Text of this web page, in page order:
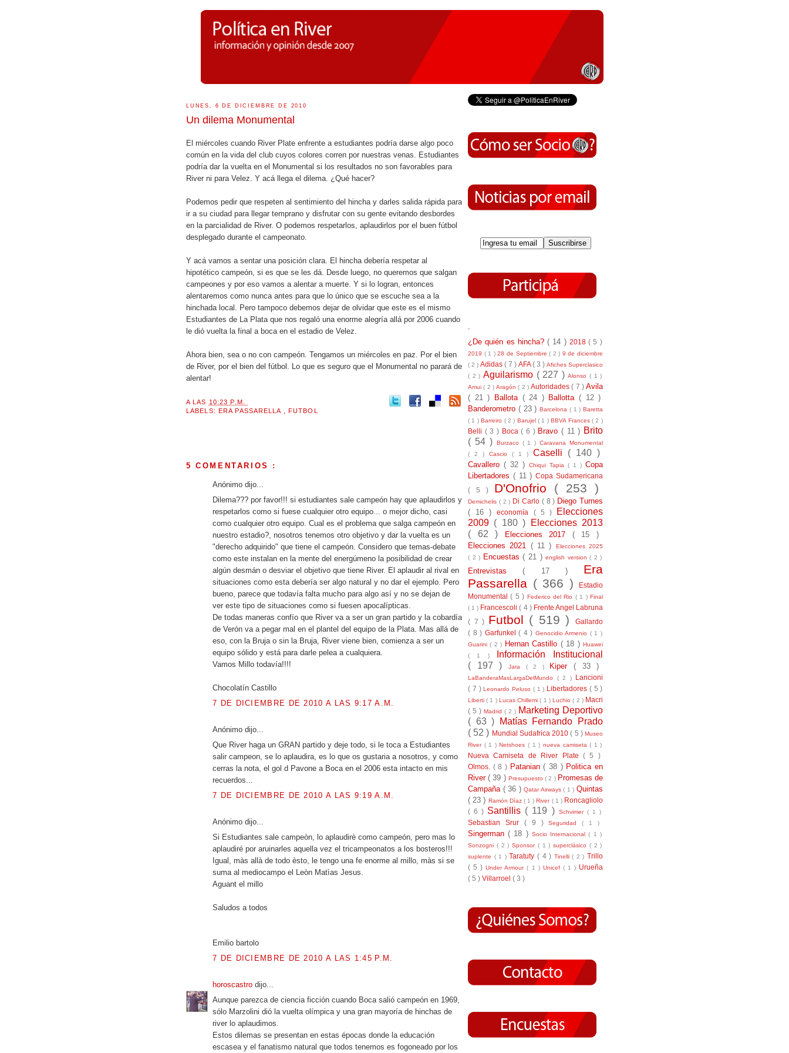
LUNES, 6 DE DICIEMBRE DE 2010
Un dilema Monumental
El miércoles cuando River Plate enfrente a estudiantes podría darse algo poco
común en la vida del club cuyos colores corren por nuestras venas. Estudiantes
podría dar la vuelta en el Monumental si los resultados no son favorables para
River ni para Velez. Y acá llega el dilema. ¿Qué hacer?
Podemos pedir que respeten al sentimiento del hincha y darles salida rápida para
ir a su ciudad para llegar temprano y disfrutar con su gente evitando desbordes
en la parcialidad de River. O podemos respetarlos, aplaudirlos por el buen fútbol
desplegado durante el campeonato.
Y acá vamos a sentar una posición clara. El hincha debería respetar al
hipotético campeón, si es que se les dá. Desde luego, no queremos que salgan
campeones y por eso vamos a alentar a muerte. Y si lo logran, entonces
alentaremos como nunca antes para que lo único que se escuche sea a la
hinchada local. Pero tampoco debemos dejar de olvidar que este es el mismo
Estudiantes de La Plata que nos regaló una enorme alegría allá por 2006 cuando
le dió vuelta la final a boca en el estadio de Velez.
Ahora bien, sea o no con campeón. Tengamos un miércoles en paz. Por el bien
de River, por el bien del fútbol. Lo que es seguro que el Monumental no parará de
alentar!
A LAS 10:23 P.M.
LABELS: ERA PASSARELLA FUTBOL
5 COMENTARIOS :
Anónimo dijo...
Dilema??? por favor!!! si estudiantes sale campeón hay que aplaudirlos y
respetarlos como si fuese cualquier otro equipo... o mejor dicho, casi
como cualquier otro equipo. Cual es el problema que salga campeón en
nuestro estadio?, nosotros tenemos otro objetivo y dar la vuelta es un
"derecho adquirido" que tiene el campeón. Considero que temas-debate
como este instalan en la mente del energúmeno la posibilidad de crear
algún desmán o desviar el objetivo que tiene River. El aplaudir al rival en
situaciones como esta debería ser algo natural y no dar el ejemplo. Pero
bueno, parece que todavía falta mucho para algo así y no se dejan de
ver este tipo de situaciones como si fuesen apocalípticas.
De todas maneras confío que River va a ser un gran partido y la cobardía
de Verón va a pegar mal en el plantel del equipo de la Plata. Mas allá de
eso, con la Bruja o sin la Bruja, River viene bien, comienza a ser un
equipo sólido y está para darle pelea a cualquiera.
Vamos Millo todavía!!!!
Chocolatín Castillo
7 DE DICIEMBRE DE 2010 A LAS 9:17 A.M.
Anónimo dijo...
Que River haga un GRAN partido y deje todo, si le toca a Estudiantes
salir campeon, se lo aplaudira, es lo que os gustaria a nosotros, y como
cerras la nota, el gol d Pavone a Boca en el 2006 esta intacto en mis
recuerdos...
7 DE DICIEMBRE DE 2010 A LAS 9:19 A.M.
Anónimo dijo...
Si Estudiantes sale campeòn, lo aplaudirè como campeón, pero mas lo
aplaudiré por aruinarles aquella vez el tricampeonatos a los bosteros!!!
Igual, màs allà de todo èsto, le tengo una fe enorme al millo, màs si se
suma al mediocampo el Leòn Matìas Jesus.
Aguant el millo
Saludos a todos
Emilio bartolo
7 DE DICIEMBRE DE 2010 A LAS 1:45 P.M.
horoscastro dijo...
Aunque parezca de ciencia ficción cuando Boca salió campeón en 1969,
sólo Marzolini dió la vuelta olímpica y una gran mayoría de hinchas de
river lo aplaudimos.
Estos dilemas se presentan en estas épocas donde la educación
escasea y el fanatismo natural que todos tenemos es fogoneado por los
-
¿De quién es hincha?( 14 ) 2018( 5 )
2019 ( 1 )28 de Septiembre( 2 ) 9 de diciembre
( 2 ) Adidas ( 7 ) AFA( 3 ) Afiches Superclasico
( 2 ) Aguilarismo ( 227 )Alonso( 1 )
Amui( 2 ) Aragón( 2 ) Autoridades( 7 ) Avila
( 21 )
Ballota ( 24 ) Ballotta( 12 )
Banderometro ( 23 ) Barcelona ( 1 ) Baretta
( 1 )Barreiro ( 2 ) Barujel ( 1 )BBVA Frances ( 2 )
Belli ( 3 ) Boca( 6 ) Bravo( 11 ) Brito
( 54 )
Burzaco ( 1 )Caravana Monumental
( 2 ) Cascio ( 1 ) Caselli ( 140 )
Cavallero ( 32 ) Chiqui Tapia ( 1 ) Copa
Libertadores ( 11 )Copa Sudamericana
( 5 ) D'Onofrio ( 253 )
Demichelis ( 2 ) Di Carlo ( 8 ) Diego Turnes
( 16 )economía ( 5 )
Elecciones
2009 ( 180 )
Elecciones 2013
( 62 )
Elecciones 2017 ( 15 )
Elecciones 2021 ( 11 )
Elecciones 2025
( 2 )
Encuestas( 21 )english version( 2 )
Entrevistas( 17 ) Era
Passarella ( 366 )
Estadio
Monumental( 5 ) Federico del Rio ( 1 )Final
( 1 ) Francescoli( 4 ) Frente Angel Labruna
( 7 ) Futbol ( 519 )Gallardo
( 8 ) Garfunkel ( 4 ) Genocidio Armenio ( 1 )
Guarini( 2 ) Hernan Castillo ( 18 )Huawei
( 1 )
Información Institucional
( 197 )
Jara ( 2 ) Kiper( 33 )
LaBanderaMasLargaDelMundo ( 2 ) Lancioni
( 7 )Leonardo Peluso ( 1 ) Libertadores ( 5 )
Liberti( 1 ) Lucas Chillemi( 1 )Luchio( 2 ) Macri
( 5 ) Madrid ( 2 ) Marketing Deportivo
( 63 )
Matías Fernando Prado
( 52 ) Mundial Sudafrica 2010( 5 )Museo
River ( 1 )Netshoes( 1 ) nueva camiseta( 1 )
Nueva Camiseta de River Plate ( 5 )
Olmos. ( 8 ) Patanian( 38 ) Politica en
River( 39 ) Presupuesto( 2 ) Promesas de
Campaña ( 36 )Qatar Airways( 1 )Quintas
( 23 ) Ramón Díaz ( 1 )River ( 1 ) Roncagliolo
( 6 ) Santillis ( 119 ) Schvimer ( 1 )
Sebastian Srur ( 9 )Seguridad( 1 )
Singerman( 18 ) Socio Internacional( 1 )
Sonzogni ( 2 ) Sponsor ( 1 ) superclásico ( 2 )
suplente ( 1 ) Taratuty ( 4 ) Tinelli( 2 ) Trillo
( 5 )Under Armour( 1 ) Unicef ( 1 ) Urueña
( 5 ) Villarroel ( 3 )